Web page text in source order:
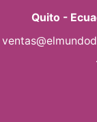
Quito -